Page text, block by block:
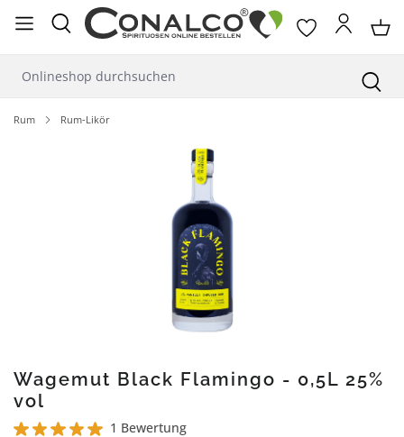
springen
Rum Rum-Likör
Wagemut Black Flamingo - 0,5L 25%
vol
1 Bewertung